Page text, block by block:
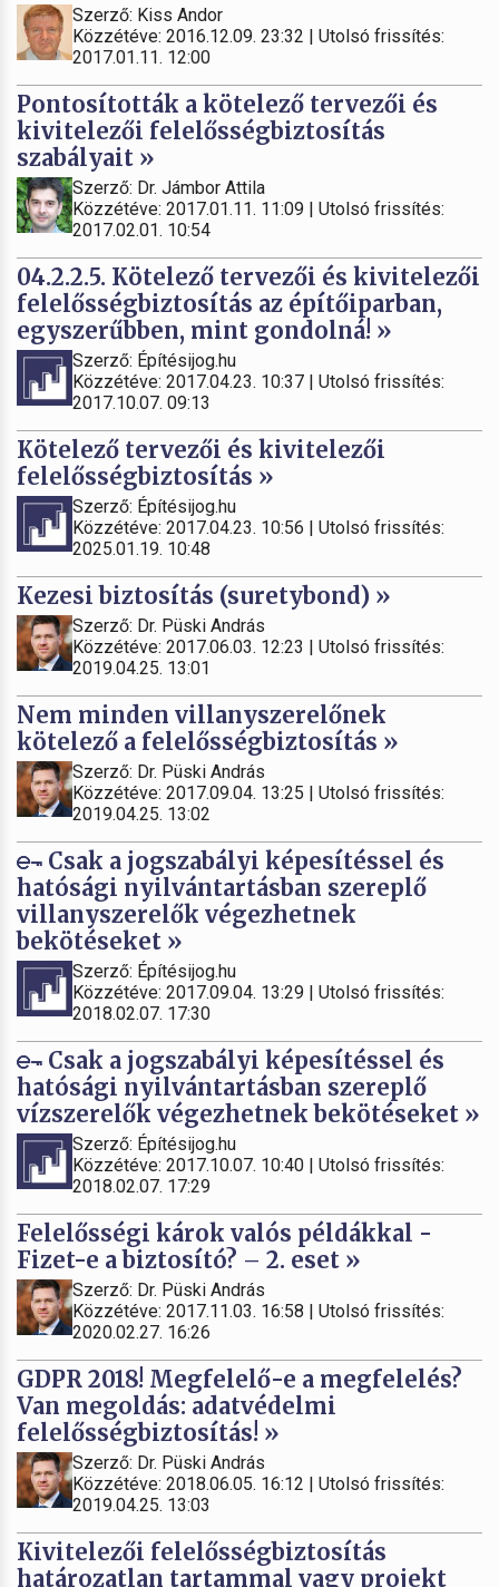
Szerző: Kiss Andor
Közzétéve: 2016.12.09. 23:32 | Utolsó frissítés:
2017.01.11. 12:00
Pontosították a kötelező tervezői és
kivitelezői felelősségbiztosítás
szabályait »
Szerző: Dr. Jámbor Attila
Közzétéve: 2017.01.11. 11:09 | Utolsó frissítés:
2017.02.01. 10:54
04.2.2.5. Kötelező tervezői és kivitelezői
felelősségbiztosítás az építőiparban,
egyszerűbben, mint gondolná! »
Szerző: Építésijog.hu
Közzétéve: 2017.04.23. 10:37 | Utolsó frissítés:
2017.10.07. 09:13
Kötelező tervezői és kivitelezői
felelősségbiztosítás »
Szerző: Építésijog.hu
Közzétéve: 2017.04.23. 10:56 | Utolsó frissítés:
2025.01.19. 10:48
Kezesi biztosítás (suretybond) »
Szerző: Dr. Püski András
Közzétéve: 2017.06.03. 12:23 | Utolsó frissítés:
2019.04.25. 13:01
Nem minden villanyszerelőnek
kötelező a felelősségbiztosítás »
Szerző: Dr. Püski András
Közzétéve: 2017.09.04. 13:25 | Utolsó frissítés:
2019.04.25. 13:02
Csak a jogszabályi képesítéssel és
hatósági nyilvántartásban szereplő
villanyszerelők végezhetnek
bekötéseket »
Szerző: Építésijog.hu
Közzétéve: 2017.09.04. 13:29 | Utolsó frissítés:
2018.02.07. 17:30
Csak a jogszabályi képesítéssel és
hatósági nyilvántartásban szereplő
vízszerelők végezhetnek bekötéseket »
Szerző: Építésijog.hu
Közzétéve: 2017.10.07. 10:40 | Utolsó frissítés:
2018.02.07. 17:29
Felelősségi károk valós példákkal -
Fizet-e a biztosító? – 2. eset »
Szerző: Dr. Püski András
Közzétéve: 2017.11.03. 16:58 | Utolsó frissítés:
2020.02.27. 16:26
GDPR 2018! Megfelelő-e a megfelelés?
Van megoldás: adatvédelmi
felelősségbiztosítás! »
Szerző: Dr. Püski András
Közzétéve: 2018.06.05. 16:12 | Utolsó frissítés:
2019.04.25. 13:03
Kivitelezői felelősségbiztosítás
határozatlan tartammal vagy projekt